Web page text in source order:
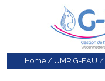
Home / UMR G-EAU /